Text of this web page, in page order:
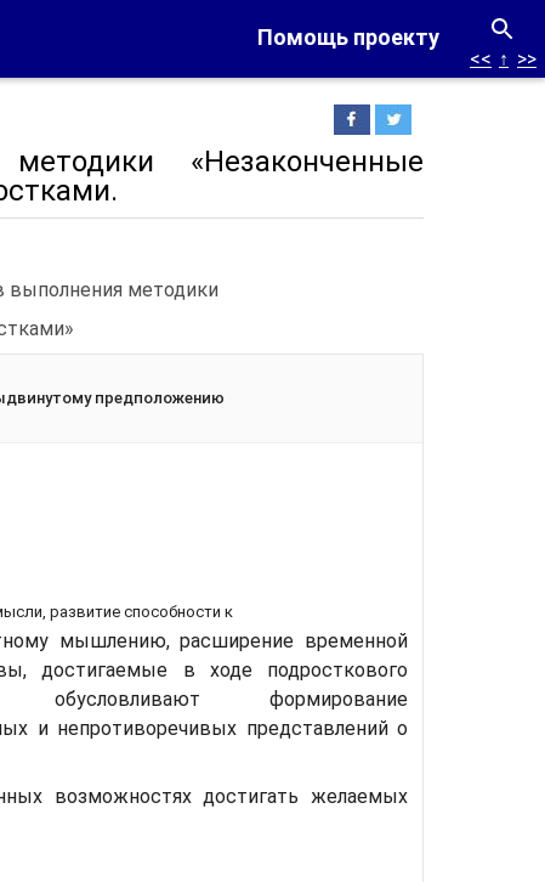
Помощь проекту
<< ↑ >>
«Незаконченные
выполнения методики
предположению
развитие способности к
мышлению, расширение временной
достигаемые в ходе подросткового
обусловливают формирование
и непротиворечивых представлений о
возможностях достигать желаемых